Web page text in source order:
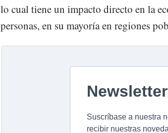
lo cual tiene un impacto directo en la
personas, en su mayoría en regiones